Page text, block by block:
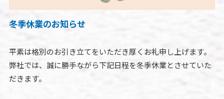
冬季休業のお知らせ
平素は格別のお引き立てをいただき厚くお礼申し上げます。
弊社では、誠に勝手ながら下記日程を冬季休業とさせていた
だきます。